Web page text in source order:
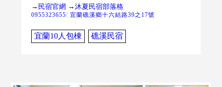
→ 民宿官網 →沐夏民宿部落格
0955323655/ 宜蘭礁溪鄉十六結路39之17號
宜蘭10人包棟 礁溪民宿